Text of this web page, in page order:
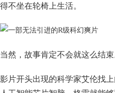
得不坐在轮椅上生活。
当然，故事肯定不会就这么结束
影片开头出现的科学家艾伦找